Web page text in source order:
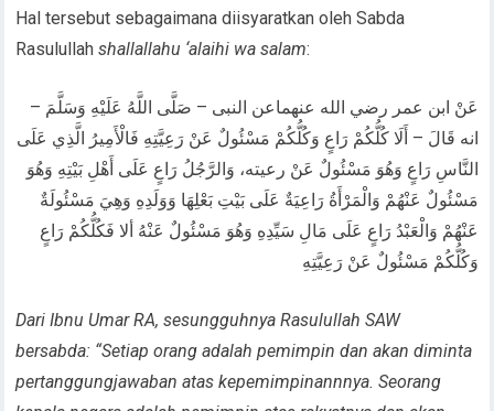
Hal tersebut sebagaimana diisyaratkan oleh Sabda
Rasulullahshallallahu ‘alaihi wa salam:
عَنْ ابن عمر رضي الله عنهماعن النبى – صَلَّى اللَّهُ عَلَيْهِ وَسَلَّمَ –
انه قَالَ – أَلَا كُلُّكُمْ رَاعٍ وَكُلُّكُمْ مَسْئُولٌ عَنْ رَعِيَّتِهِ فَالْأَمِيرُ الَّذِي عَلَى
النَّاسِ رَاعٍ وَهُوَ مَسْئُولٌ عَنْ رعيته، وَالرَّجُلُ رَاعٍ عَلَى أَهْلِ بَيْتِهِ وَهُوَ
مَسْئُولٌ عَنْهُمْ وَالْمَرْأَةُ رَاعِيَةٌ عَلَى بَيْتِ بَعْلِهَا وَوَلَدِهِ وَهِيَ مَسْئُولَةٌ
عَنْهُمْ وَالْعَبْدُ رَاعٍ عَلَى مَالِ سَيِّدِهِ وَهُوَ مَسْئُولٌ عَنْهُ ألا فَكُلُّكُمْ رَاعٍ
وَكُلُّكُمْ مَسْئُولٌ عَنْ رَعِيَّتِهِ
Dari Ibnu Umar RA, sesungguhnya Rasulullah SAW
bersabda: “Setiap orang adalah pemimpin dan akan diminta
pertanggungjawaban atas kepemimpinannnya. Seorang